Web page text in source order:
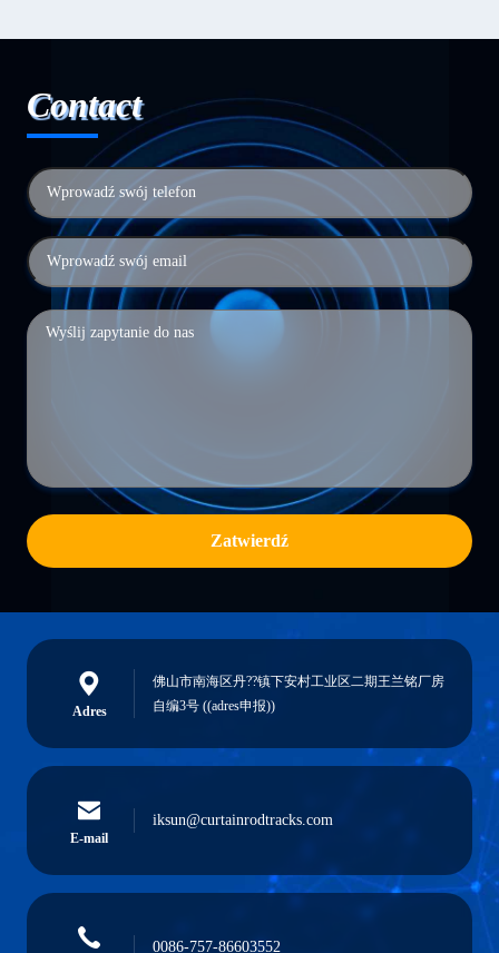
Contact
Zatwierdź
Adres
佛山市南海区丹??镇下安村工业区二期王兰铭厂房
自编3号 ((adres申报))
E-mail
iksun@curtainrodtracks.com
0086-757-86603552